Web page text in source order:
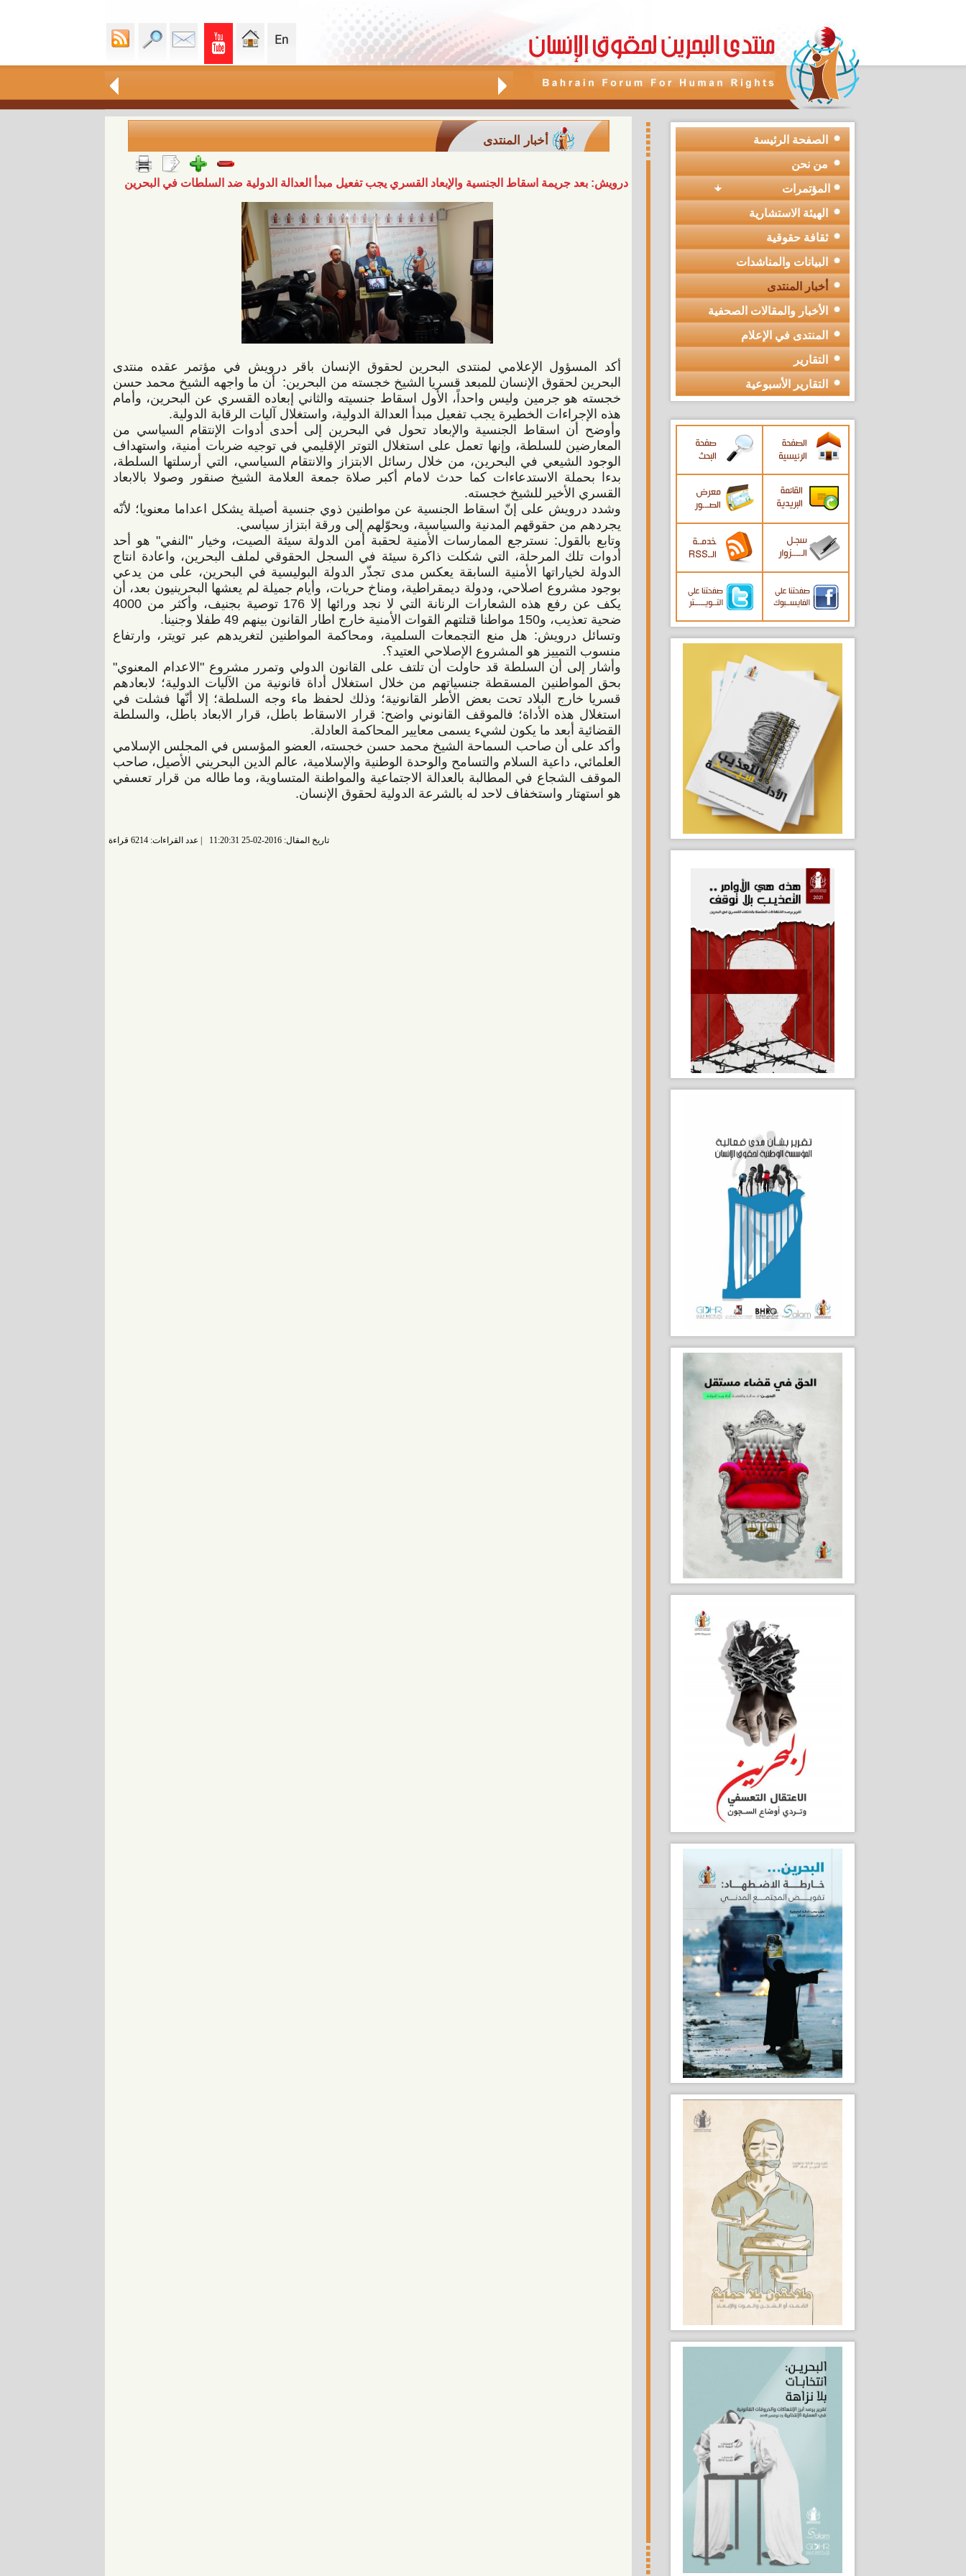
أخبار المنتدى
درويش: بعد جريمة اسقاط الجنسية والإبعاد القسري يجب تفعيل مبدأ العدالة الدولية ضد السلطات في البحرين
أكد المسؤول الإعلامي لمنتدى البحرين لحقوق الإنسان باقر درويش في مؤتمر عقده منتدى
البحرين لحقوق الإنسان للمبعد قسريا الشيخ خجسته من البحرين: أن ما واجهه الشيخ محمد حسن
خجسته هو جرمين وليس واحداً، الأول اسقاط جنسيته والثاني إبعاده القسري عن البحرين، وأمام
هذه الإجراءات الخطيرة يجب تفعيل مبدأ العدالة الدولية، واستغلال آليات الرقابة الدولية.
وأوضح أن اسقاط الجنسية والإبعاد تحول في البحرين إلى أحدى أدوات الإنتقام السياسي من
المعارضين للسلطة، وإنها تعمل على استغلال التوتر الإقليمي في توجيه ضربات أمنية، واستهداف
الوجود الشيعي في البحرين، من خلال رسائل الابتزاز والانتقام السياسي، التي أرسلتها السلطة،
بدءا بحملة الاستدعاءات كما حدث لامام أكبر صلاة جمعة العلامة الشيخ صنقور وصولا بالابعاد
القسري الأخير للشيخ خجسته.
وشدد درويش على إنّ اسقاط الجنسية عن مواطنين ذوي جنسية أصيلة يشكل اعداما معنويا؛ لأنّه
يجردهم من حقوقهم المدنية والسياسية، ويحوّلهم إلى ورقة ابتزاز سياسي.
وتابع بالقول: نسترجع الممارسات الأمنية لحقبة أمن الدولة سيئة الصيت، وخيار "النفي" هو أحد
أدوات تلك المرحلة، التي شكلت ذاكرة سيئة في السجل الحقوقي لملف البحرين، واعادة انتاج
الدولة لخياراتها الأمنية السابقة يعكس مدى تجذّر الدولة البوليسية في البحرين، على من يدعي
بوجود مشروع اصلاحي، ودولة ديمقراطية، ومناخ حريات، وأيام جميلة لم يعشها البحرينيون بعد، أن
يكف عن رفع هذه الشعارات الرنانة التي لا نجد ورائها إلا 176 توصية بجنيف، وأكثر من 4000
ضحية تعذيب، و150 مواطنا قتلتهم القوات الأمنية خارج اطار القانون بينهم 49 طفلا وجنينا.
وتسائل درويش: هل منع التجمعات السلمية، ومحاكمة المواطنين لتغريدهم عبر تويتر، وارتفاع
منسوب التمييز هو المشروع الإصلاحي العتيد؟.
وأشار إلى أن السلطة قد حاولت أن تلتف على القانون الدولي وتمرر مشروع "الاعدام المعنوي"
بحق المواطنين المسقطة جنسياتهم من خلال استغلال أداة قانونية من الآليات الدولية؛ لابعادهم
قسريا خارج البلاد تحت بعض الأطر القانونية؛ وذلك لحفظ ماء وجه السلطة؛ إلا أنّها فشلت في
استغلال هذه الأداة؛ فالموقف القانوني واضح: قرار الاسقاط باطل، قرار الابعاد باطل، والسلطة
القضائية أبعد ما يكون لشيء يسمى معايير المحاكمة العادلة.
وأكد على أن صاحب السماحة الشيخ محمد حسن خجسته، العضو المؤسس في المجلس الإسلامي
العلمائي، داعية السلام والتسامح والوحدة الوطنية والإسلامية، عالم الدين البحريني الأصيل، صاحب
الموقف الشجاع في المطالبة بالعدالة الاجتماعية والمواطنة المتساوية، وما طاله من قرار تعسفي
هو استهتار واستخفاف لاحد له بالشرعة الدولية لحقوق الإنسان.
تاريخ المقال: 2016-02-25 11:20:31
الصفحة الرئيسة
من نحن
المؤتمرات
الهيئة الاستشارية
ثقافة حقوقية
البيانات والمناشدات
أخبار المنتدى
الأخبار والمقالات الصحفية
المنتدى في الإعلام
التقارير
التقارير الأسبوعية